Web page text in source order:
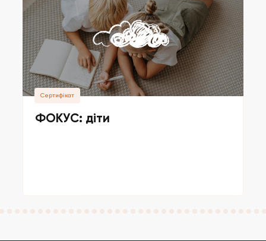
Cертифікат
ФОКУС: діти